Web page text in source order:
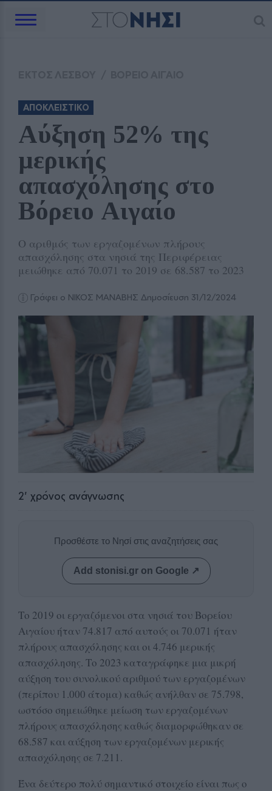
ΑΠΟΚΛΕΙΣΤΙΚΟ
Αύξηση 52% της
μερικής
απασχόλησης στο
Βόρειο Αιγαίο
Ο αριθμός των εργαζομένων πλήρους
απασχόλησης στα νησιά της Περιφέρειας
μειώθηκε από 70.071 το 2019 σε 68.587 το 2023
Γράφει ο ΝΙΚΟΣ ΜΑΝΑΒΗΣ Δημοσίευση 31/12/2024
2' χρόνος ανάγνωσης
Προσθέστε το Νησί στις αναζητήσεις σας
Add stonisi.gr on Google ↗
Το 2019 οι εργαζόμενοι στα νησιά του Βορείου
Αιγαίου ήταν 74.817 από αυτούς οι 70.071 ήταν
πλήρους απασχόλησης και οι 4.746 μερικής
απασχόλησης. Το 2023 καταγράφηκε μια μικρή
αύξηση του συνολικού αριθμού των εργαζομένων
(περίπου 1.000 άτομα) καθώς ανήλθαν σε 75.798,
ωστόσο σημειώθηκε μείωση των εργαζομένων
πλήρους απασχόλησης καθώς διαμορφώθηκαν σε
68.587 και αύξηση των εργαζομένων μερικής
απασχόλησης σε 7.211.
Ένα δεύτερο πολύ σημαντικό στοιχείο είναι πως ο